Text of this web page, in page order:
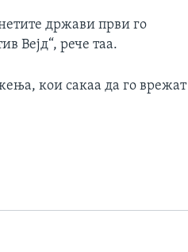
држави први го
Вејд“, рече таа.
кои сакаа да го врежат